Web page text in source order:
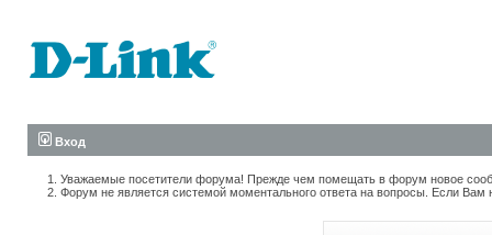
Вход
Уважаемые посетители форума! Прежде чем помещать в форум новое
Форум не является системой моментального ответа на вопросы. Если